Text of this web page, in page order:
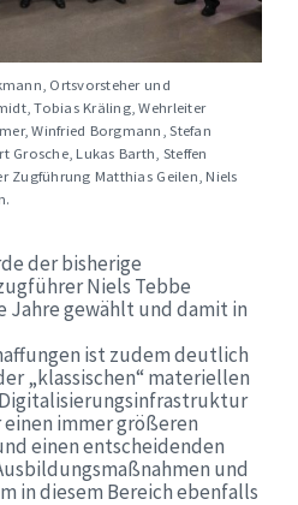
Ortsvorsteher und
Tobias Kräling, Wehrleiter
Winfried Borgmann, Stefan
Grosche, Lukas Barth, Steffen
Zugführung Matthias Geilen, Niels
der bisherige
Niels Tebbe
Jahre gewählt und damit in
ist zudem deutlich
„klassischen“ materiellen
immer größeren
einen entscheidenden
und
in diesem Bereich ebenfalls